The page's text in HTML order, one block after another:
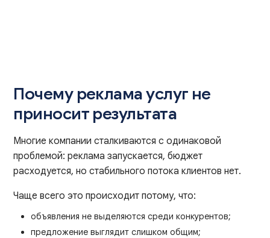
Почему реклама услуг не
приносит результата
Многие компании сталкиваются с одинаковой
проблемой: реклама запускается, бюджет
расходуется, но стабильного потока клиентов нет.
Чаще всего это происходит потому, что:
объявления не выделяются среди конкурентов;
предложение выглядит слишком общим;